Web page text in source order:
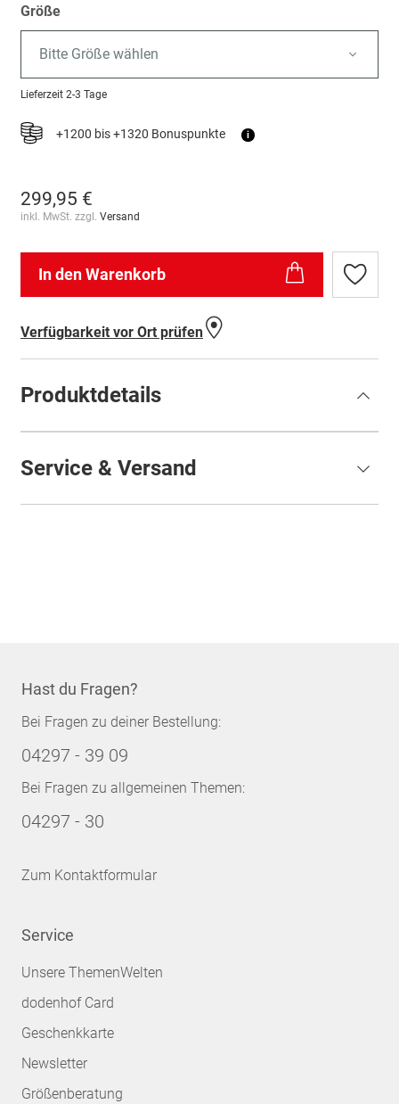
Größe
Bitte Größe wählen
Lieferzeit 2-3 Tage
+1200 bis +1320 Bonuspunkte i
299,95 €
inkl. MwSt. zzgl. Versand
In den Warenkorb
Zur
Verfügbarkeit vor Ort prüfen
Produktdetails
Service & Versand
Hast du Fragen?
Bei Fragen zu deiner Bestellung:
04297 - 39 09
Bei Fragen zu allgemeinen Themen:
04297 - 30
Zum Kontaktformular
Service
Unsere ThemenWelten
dodenhof Card
Geschenkkarte
Newsletter
Größenberatung